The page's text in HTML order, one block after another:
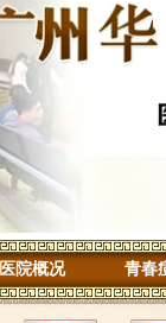
医院概况 青春